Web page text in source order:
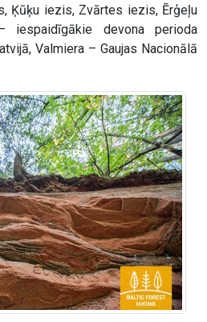
Ķūķu iezis, Zvārtes iezis, Ērģeļu
devona perioda
Valmiera – Gaujas Nacionālā